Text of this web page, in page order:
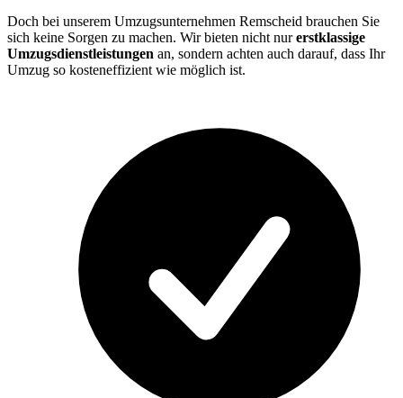
Doch bei unserem Umzugsunternehmen Remscheid brauchen Sie
sich keine Sorgen zu machen. Wir bieten nicht nurerstklassige
Umzugsdienstleistungen an, sondern achten auch darauf, dass Ihr
Umzug so kosteneffizient wie möglich ist.